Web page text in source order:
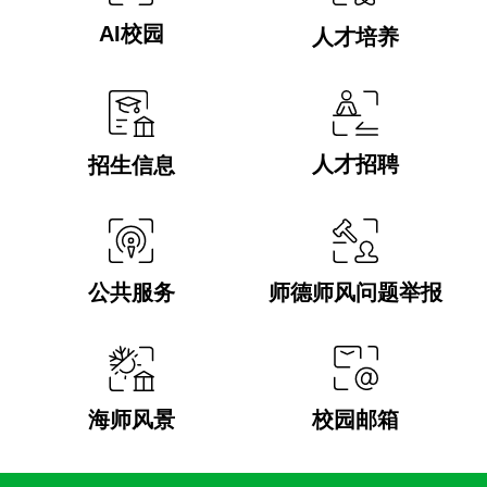
AI校园 人才培养
招生信息 人才招聘
公共服务 师德师风问题举报
海师风景 校园邮箱